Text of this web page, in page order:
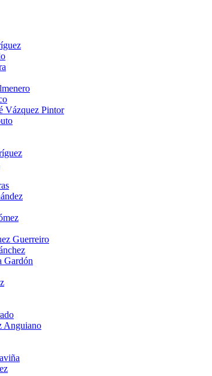
Vázquez Pintor
Guerreiro
Gardón
Anguiano